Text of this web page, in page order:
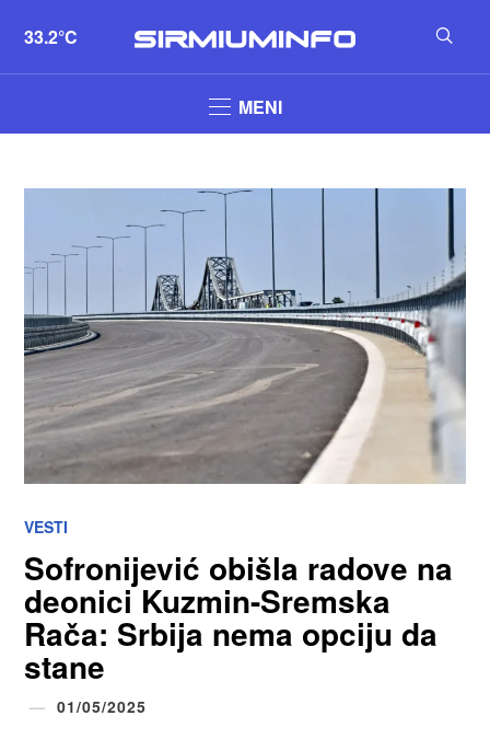
33.2°C
MENI
VESTI
Sofronijević obišla radove na
deonici Kuzmin-Sremska
Rača: Srbija nema opciju da
stane
01/05/2025